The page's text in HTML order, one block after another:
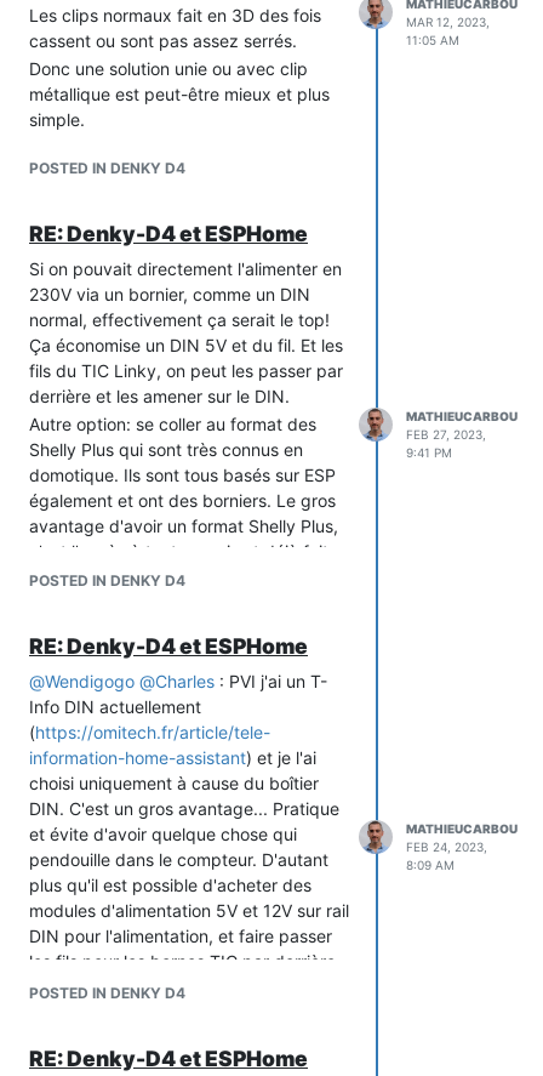
https://www.coolgear.com/wp-
content/uploads/2013/05/usbg-
4u2mlIMG_00103x1500.jpg
Donc finalement je pense que la solution
https://m.media-
amazon.com/images/I/61kHOyC4+7L._AC_SL1500_.jpg
Mais pour avoir une intégration clean et
rapide dans un DIN ou boitier, sans
avoir à souder ou faire du bidouillage,
ça demanderait d'avoir un connecteur
avec 4 entrées au lieu de 2
actuellement (ajouter gnd + vcc 5V)
flasher. Mon avis est que les gens
Les clips normaux fait en 3D des fois
cassent ou sont pas assez serrés.
Donc une solution unie ou avec clip
métallique est peut-être mieux et plus
simple.
POSTED IN DENKY D4
MATHIEUCARBOU
MAR 12, 2023,
11:05 AM
RE: Denky-D4 et ESPHome
Si on pouvait directement l'alimenter en
230V via un bornier, comme un DIN
normal, effectivement ça serait le top!
Ça économise un DIN 5V et du fil. Et les
fils du TIC Linky, on peut les passer par
derrière et les amener sur le DIN.
Autre option: se coller au format des
Shelly Plus qui sont très connus en
domotique. Ils sont tous basés sur ESP
également et ont des borniers. Le gros
avantage d'avoir un format Shelly Plus,
c'est l'accès à tout ce qui est déjà fait
en terme de boitiers ou DIN.
Shelly c'est très petit, se loge partout,
et le mettre dans un boitier DIN reste
optionnel ainsi.
Ce que j'aime surtout c'est l'idée de
l'alimentation 230V
POSTED IN DENKY D4
MATHIEUCARBOU
FEB 27, 2023,
9:41 PM
RE: Denky-D4 et ESPHome
@Wendigogo @Charles : PVI j'ai un T-
Info DIN actuellement
(https://omitech.fr/article/tele-
information-home-assistant) et je l'ai
choisi uniquement à cause du boîtier
DIN. C'est un gros avantage... Pratique
et évite d'avoir quelque chose qui
pendouille dans le compteur. D'autant
plus qu'il est possible d'acheter des
modules d'alimentation 5V et 12V sur rail
DIN pour l'alimentation, et faire passer
les fils pour les bornes TIC par derrière
le Linky. Le boitier DIN peut aussi être
côté hardware je préfèrerais largement
POSTED IN DENKY D4
MATHIEUCARBOU
FEB 24, 2023,
8:09 AM
RE: Denky-D4 et ESPHome